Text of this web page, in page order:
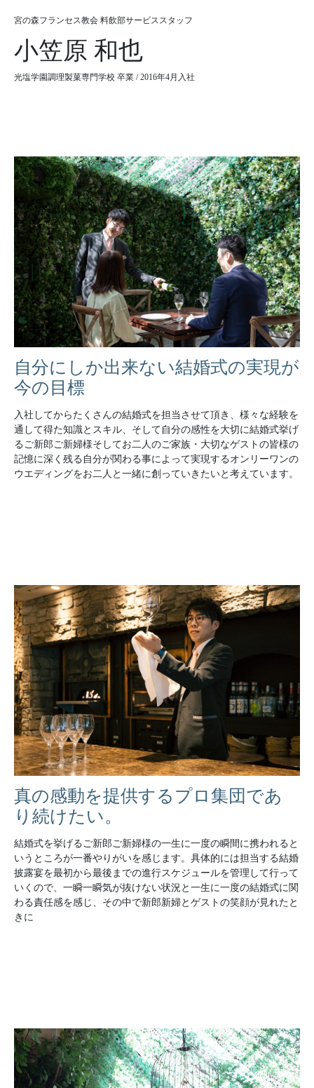
宮の森フランセス教会 料飲部サービススタッフ
小笠原 和也
光塩学園調理製菓専門学校 卒業 / 2016年4月入社
自分にしか出来ない結婚式の実現が
今の目標
入社してからたくさんの結婚式を担当させて頂き、様々な経験を
通して得た知識とスキル、そして自分の感性を大切に結婚式挙げ
るご新郎ご新婦様そしてお二人のご家族・大切なゲストの皆様の
記憶に深く残る自分が関わる事によって実現するオンリーワンの
ウエディングをお二人と一緒に創っていきたいと考えています。
真の感動を提供するプロ集団であ
り続けたい。
結婚式を挙げるご新郎ご新婦様の一生に一度の瞬間に携われると
いうところが一番やりがいを感じます。具体的には担当する結婚
披露宴を最初から最後までの進行スケジュールを管理して行って
いくので、一瞬一瞬気が抜けない状況と一生に一度の結婚式に関
わる責任感を感じ、その中で新郎新婦とゲストの笑顔が見れたと
きに